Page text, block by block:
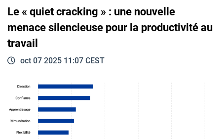
Le « quiet cracking » : une nouvelle
menace silencieuse pour la productivité au
travail
oct 07 2025 11:07 CEST